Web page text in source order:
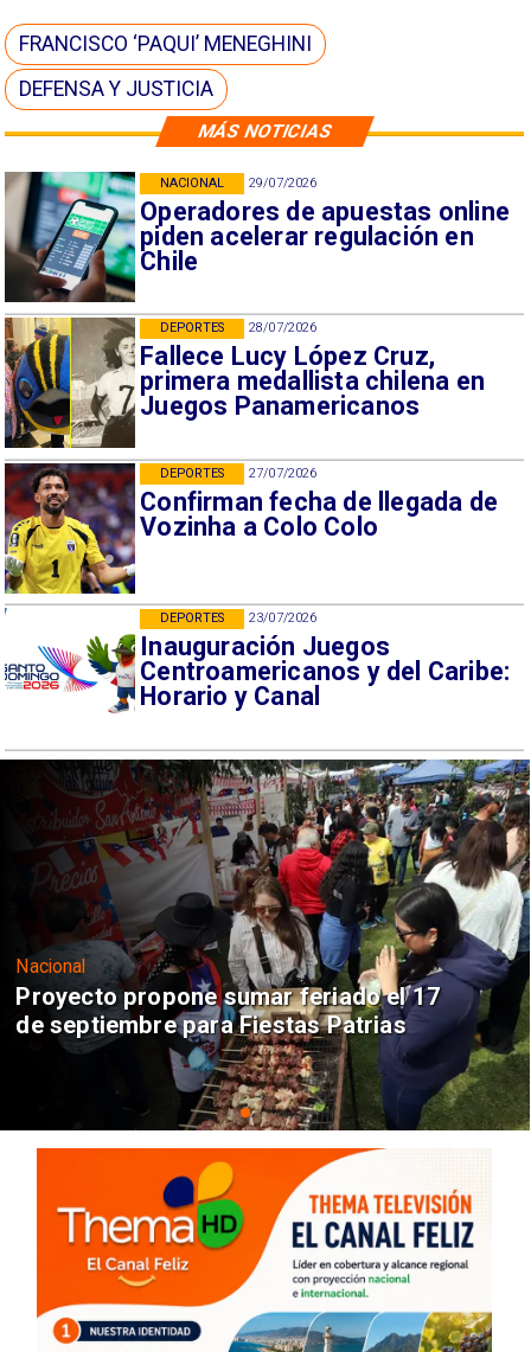
MÁS NOTICIAS
29/07/2026
Operadores de apuestas online
piden acelerar regulación en
Chile
NACIONAL
28/07/2026
Fallece Lucy López Cruz,
primera medallista chilena en
Juegos Panamericanos
DEPORTES
27/07/2026
Confirman fecha de llegada de
Vozinha a Colo Colo
DEPORTES
23/07/2026
Inauguración Juegos
Centroamericanos y del Caribe:
Horario y Canal
DEPORTES
FRANCISCO ‘PAQUI’ MENEGHINI
DEFENSA Y JUSTICIA
Nacional
Proyecto propone sumar feriado el 17
de septiembre para Fiestas Patrias